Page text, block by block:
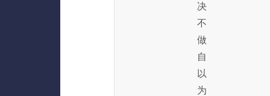
决
不
做
自
以
为